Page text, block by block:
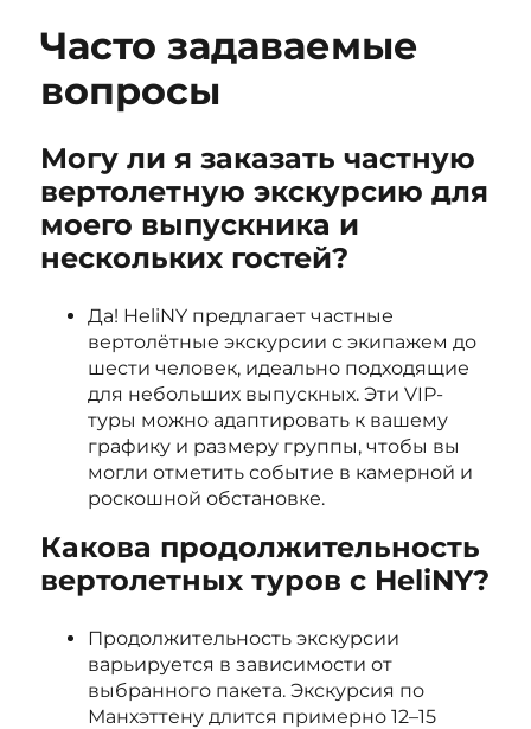
Часто задаваемые
вопросы
Могу ли я заказать частную
вертолетную экскурсию для
моего выпускника и
нескольких гостей?
Да! HeliNY предлагает частные
вертолётные экскурсии с экипажем до
шести человек, идеально подходящие
для небольших выпускных. Эти VIP-
туры можно адаптировать к вашему
графику и размеру группы, чтобы вы
могли отметить событие в камерной и
роскошной обстановке.
Какова продолжительность
вертолетных туров с HeliNY?
Продолжительность экскурсии
варьируется в зависимости от
выбранного пакета. Экскурсия по
Манхэттену длится примерно 12–15